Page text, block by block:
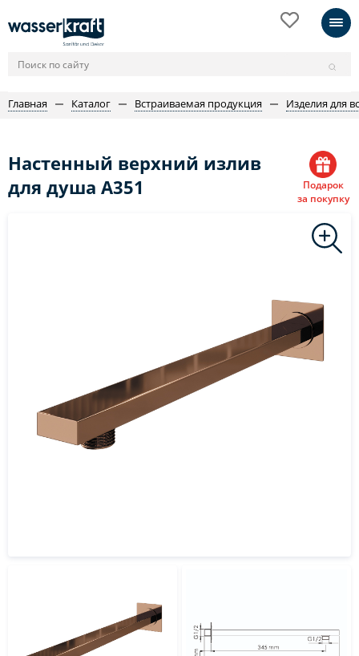
Главная Каталог Встраиваемая продукция Изделия для
Настенный верхний излив
для душа A351
Подарок
за покупку